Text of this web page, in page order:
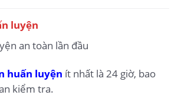
luyện
an toàn lần đầu
huấn luyện ít nhất là 24 giờ, bao
kiểm tra.